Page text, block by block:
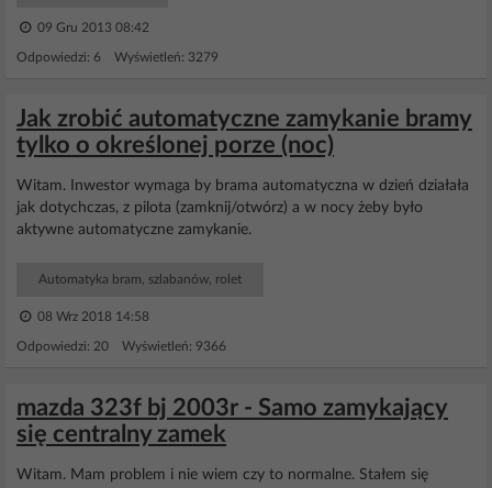
09 Gru 2013 08:42
Odpowiedzi: 6 Wyświetleń: 3279
Jak zrobić automatyczne zamykanie bramy
tylko o określonej porze (noc)
Witam. Inwestor wymaga by brama automatyczna w dzień działała
jak dotychczas, z pilota (zamknij/otwórz) a w nocy żeby było
aktywne automatyczne zamykanie.
Automatyka bram, szlabanów, rolet
08 Wrz 2018 14:58
Odpowiedzi: 20 Wyświetleń: 9366
mazda 323f bj 2003r - Samo zamykający
się centralny zamek
Witam. Mam problem i nie wiem czy to normalne. Stałem się